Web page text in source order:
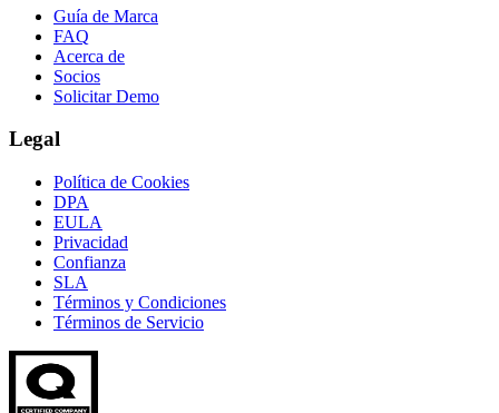
Guía de Marca
FAQ
Acerca de
Socios
Solicitar Demo
Legal
Política de Cookies
DPA
EULA
Privacidad
Confianza
SLA
Términos y Condiciones
Términos de Servicio